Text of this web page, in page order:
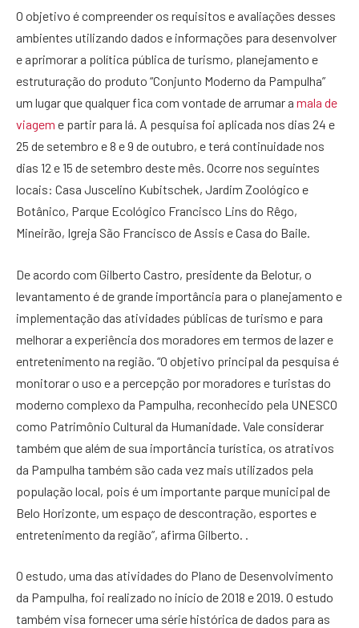
O objetivo é compreender os requisitos e avaliações desses
ambientes utilizando dados e informações para desenvolver
e aprimorar a política pública de turismo, planejamento e
estruturação do produto “Conjunto Moderno da Pampulha”
um lugar que qualquer fica com vontade de arrumar a mala de
viagem e partir para lá. A pesquisa foi aplicada nos dias 24 e
25 de setembro e 8 e 9 de outubro, e terá continuidade nos
dias 12 e 15 de setembro deste mês. Ocorre nos seguintes
locais: Casa Juscelino Kubitschek, Jardim Zoológico e
Botânico, Parque Ecológico Francisco Lins do Rêgo,
Mineirão, Igreja São Francisco de Assis e Casa do Baile.
De acordo com Gilberto Castro, presidente da Belotur, o
levantamento é de grande importância para o planejamento e
implementação das atividades públicas de turismo e para
melhorar a experiência dos moradores em termos de lazer e
entretenimento na região. “O objetivo principal da pesquisa é
monitorar o uso e a percepção por moradores e turistas do
moderno complexo da Pampulha, reconhecido pela UNESCO
como Patrimônio Cultural da Humanidade. Vale considerar
também que além de sua importância turística, os atrativos
da Pampulha também são cada vez mais utilizados pela
população local, pois é um importante parque municipal de
Belo Horizonte, um espaço de descontração, esportes e
entretenimento da região”, afirma Gilberto. .
O estudo, uma das atividades do Plano de Desenvolvimento
da Pampulha, foi realizado no início de 2018 e 2019. O estudo
também visa fornecer uma série histórica de dados para as